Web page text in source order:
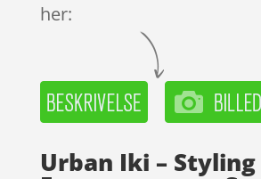
her:
Urban Iki – Styling